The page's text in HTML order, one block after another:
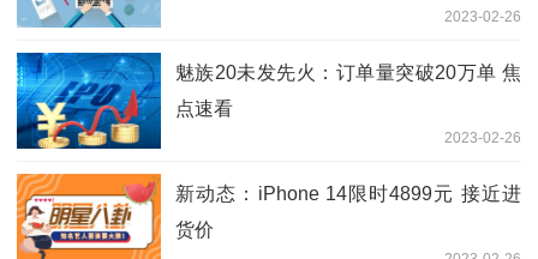
2023-02-26
魅族20未发先火：订单量突破20万单 焦
点速看
2023-02-26
新动态：iPhone 14限时4899元 接近进
货价